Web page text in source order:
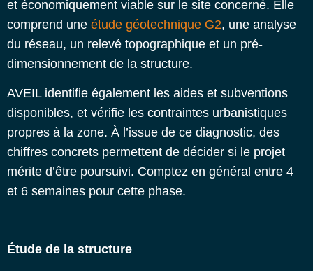
et économiquement viable sur le site concerné. Elle
comprend une étude géotechnique G2, une analyse
du réseau, un relevé topographique et un pré-
dimensionnement de la structure.
AVEIL identifie également les aides et subventions
disponibles, et vérifie les contraintes urbanistiques
propres à la zone. À l’issue de ce diagnostic, des
chiffres concrets permettent de décider si le projet
mérite d’être poursuivi. Comptez en général entre 4
et 6 semaines pour cette phase.
Étude de la structure